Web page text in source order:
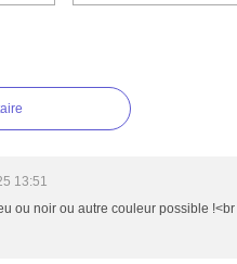
13:51
ou noir ou autre couleur possible